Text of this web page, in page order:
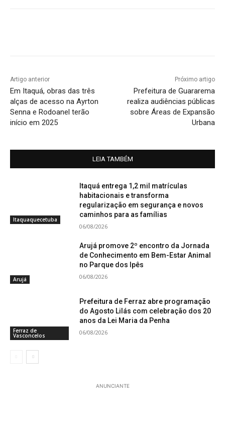
Artigo anterior
Em Itaquá, obras das três
alças de acesso na Ayrton
Senna e Rodoanel terão
início em 2025
Próximo artigo
Prefeitura de Guararema
realiza audiências públicas
sobre Áreas de Expansão
Urbana
LEIA TAMBÉM
Itaquaquecetuba
Itaquá entrega 1,2 mil matrículas
habitacionais e transforma
regularização em segurança e novos
caminhos para as famílias
06/08/2026
Arujá
Arujá promove 2º encontro da Jornada
de Conhecimento em Bem-Estar Animal
no Parque dos Ipês
06/08/2026
Ferraz de
Vasconcelos
Prefeitura de Ferraz abre programação
do Agosto Lilás com celebração dos 20
anos da Lei Maria da Penha
06/08/2026
ANUNCIANTE